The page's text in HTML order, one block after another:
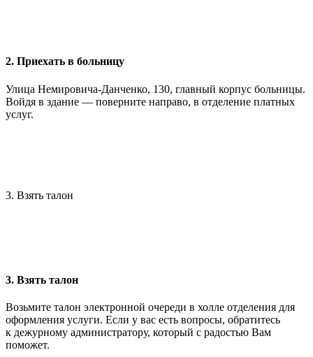
2. Приехать в больницу
Улица Немировича-Данченко, 130, главный корпус больницы.
Войдя в здание — поверните направо, в отделение платных
услуг.
3. Взять талон
3. Взять талон
Возьмите талон электронной очереди в холле отделения для
оформления услуги. Если у вас есть вопросы, обратитесь
к дежурному администратору, который с радостью Вам
поможет.